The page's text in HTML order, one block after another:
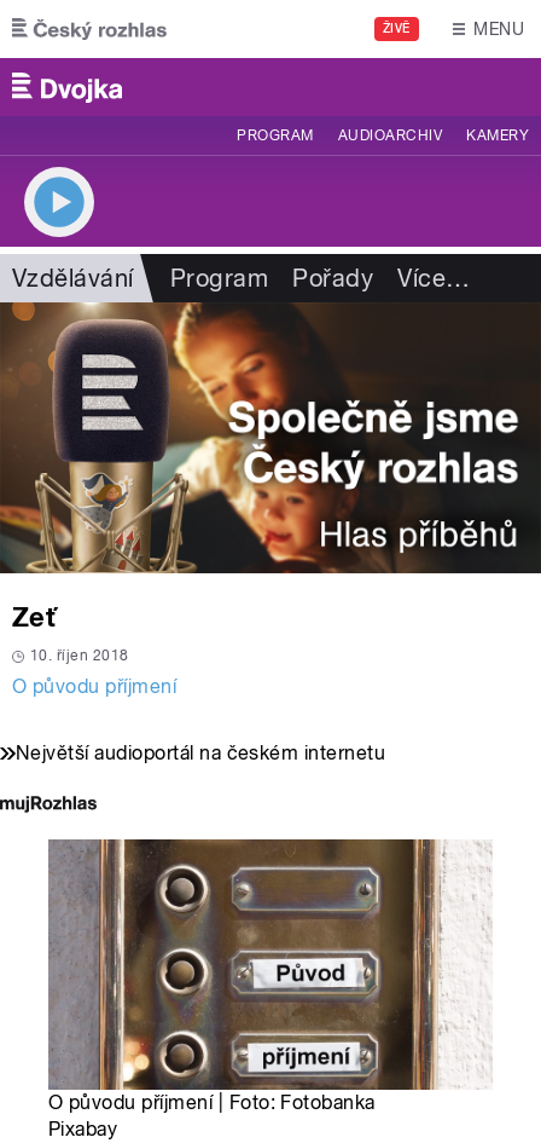
Přejít k hlavnímu obsahu
ŽIVĚ MENU
PROGRAM AUDIOARCHIV KAMERY
Vzdělávání Program Pořady Více…
Zeť
10. říjen 2018
O původu příjmení
Největší audioportál na českém internetu
O původu příjmení | Foto: Fotobanka
Pixabay